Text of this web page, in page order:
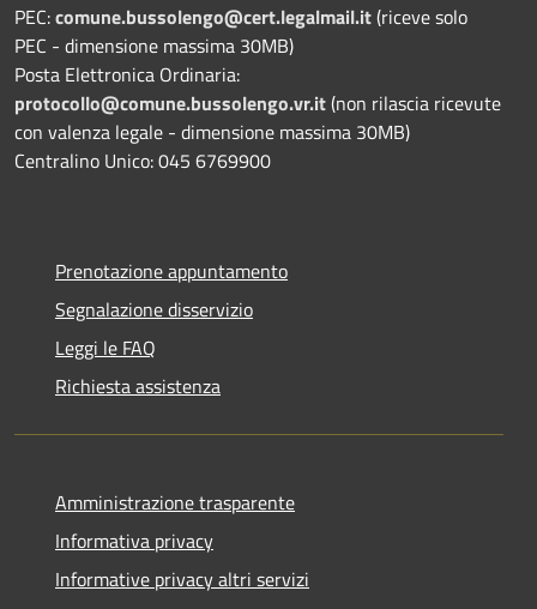
PEC:comune.bussolengo@cert.legalmail.it(riceve solo
PEC - dimensione massima 30MB)
Posta Elettronica Ordinaria:
protocollo@comune.bussolengo.vr.it(non rilascia ricevute
con valenza legale - dimensione massima 30MB)
Centralino Unico: 045 6769900
Prenotazione appuntamento
Segnalazione disservizio
Leggi le FAQ
Richiesta assistenza
Amministrazione trasparente
Informativa privacy
Informative privacy altri servizi